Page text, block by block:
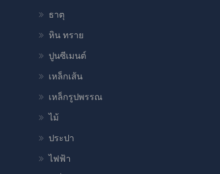
ธาตุ
หิน ทราย
ปูนซีเมนต์
เหล็กเส้น
เหล็กรูปพรรณ
ไม้
ประปา
ไฟฟ้า